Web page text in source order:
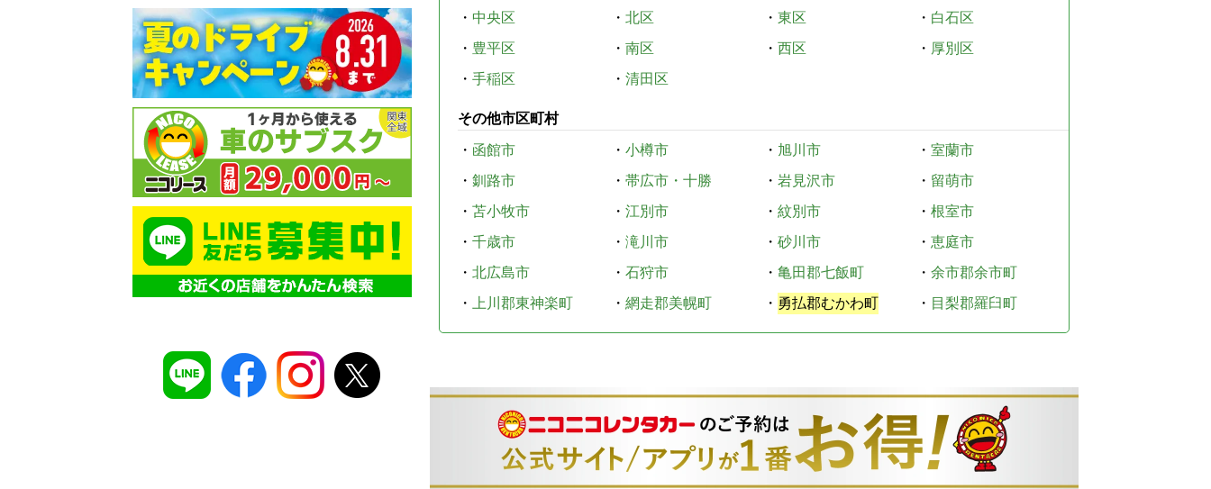
・ 中央区 ・ 北区 ・ 東区 ・ 白石区
・ 豊平区 ・ 南区 ・ 西区 ・ 厚別区
・ 手稲区 ・ 清田区
その他市区町村
・ 函館市 ・ 小樽市 ・ 旭川市 ・ 室蘭市
・ 釧路市 ・ 帯広市・十勝 ・ 岩見沢市 ・ 留萌市
・ 苫小牧市 ・ 江別市 ・ 紋別市 ・ 根室市
・ 千歳市 ・ 滝川市 ・ 砂川市 ・ 恵庭市
・ 北広島市 ・ 石狩市 ・ 亀田郡七飯町 ・ 余市郡余市町
・
上川郡東神楽町 ・ 網走郡美幌町 ・ 勇払郡むかわ町 ・ 目梨郡羅臼町